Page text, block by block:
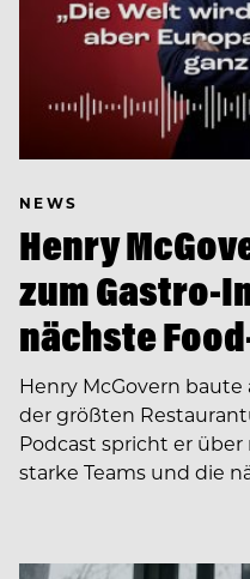
NEWS
Henry
zum Gastro-
nächste
Henry McGovern baute
der größten
Podcast spricht er
starke Teams und die